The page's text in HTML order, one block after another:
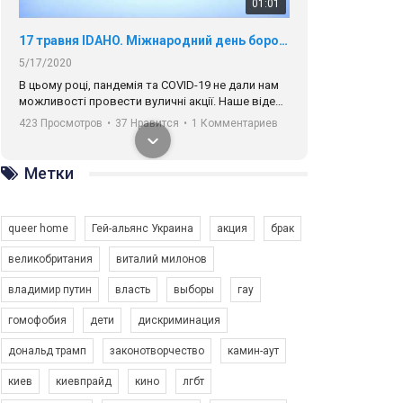
01:01
17 травня IDAHO. Міжнародний день боротьби з гомофобією трансфобією і біфобія.
5/17/2020
В цьому році, пандемія та COVІD-19 не дали нам
можливості провести вуличні акції. Наше відео-
звернення про те, що навіть коли ми у різних
містах та не можемо зустрінеться, ми разом. Ми
закликаємо всіх хто поділяє цінності рівності та
солідарності, приєднатися до нас. Регіональні
підрозділи ГАУ є в 16 областях України.
423 Просмотров • 37 Нравится • 1 Комментариев
Зупинимо насильство проти ЛГБТ в Україні! Stop violence against LGBT in Ukraine!
Емоційний та вражаючий промо-ролік на
Метки
queer home Гей-альянс Украина акция брак
великобритания виталий милонов
владимир путин власть выборы гау
гомофобия дети дискриминация
дональд трамп законотворчество камин-аут
киев киевпрайд кино лгбт